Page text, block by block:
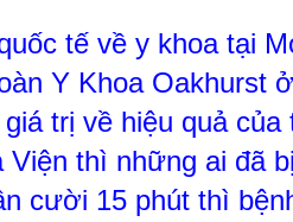
tế về y khoa tại
Y Khoa Oakhurst
trị về hiệu quả
Viện thì những ai đã
cười 15 phút thì